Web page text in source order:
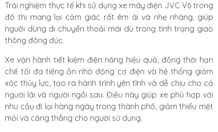
Trải nghiệm thực tế khi sử dụng xe máy điện JVC V6 trong
đô thị mang lại cảm giác rất êm ái và nhẹ nhàng, giúp
người dùng di chuyển thoải mái dù trong tình trạng giao
thông đông đúc.
Xe vận hành tiết kiệm điện năng hiệu quả, đồng thời hạn
chế tối đa tiếng ồn nhờ động cơ điện và hệ thống giảm
xóc thủy lực, tạo ra hành trình yên tĩnh và dễ chịu cho cả
người lái và người ngồi sau. Điều này giúp xe phù hợp với
nhu cầu đi lại hàng ngày trong thành phố, giảm thiểu mệt
mỏi và căng thẳng cho người sử dụng.